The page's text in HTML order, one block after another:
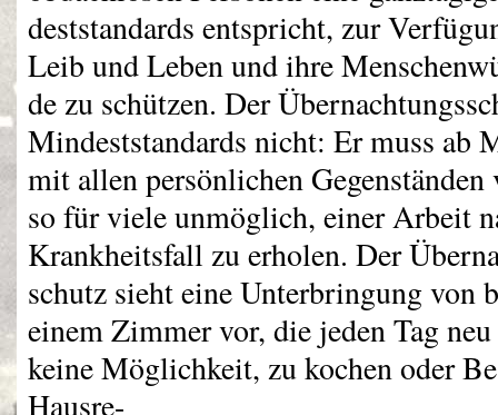
deststandards entspricht, zur
Leib und Leben und ihre
de zu schützen. Der
Mindeststandards nicht: Er muss ab
mit allen persönlichen Gegenständen
so für viele unmöglich, einer Arbeit
Krankheitsfall zu erholen. Der
schutz sieht eine Unterbringung von
einem Zimmer vor, die jeden Tag
keine Möglichkeit, zu kochen oder
Hausre-